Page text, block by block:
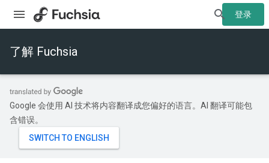
登录
了解 Fuchsia
Google 会使用 AI 技术将内容翻译成您偏好的语言。AI 翻译可能包
含错误。